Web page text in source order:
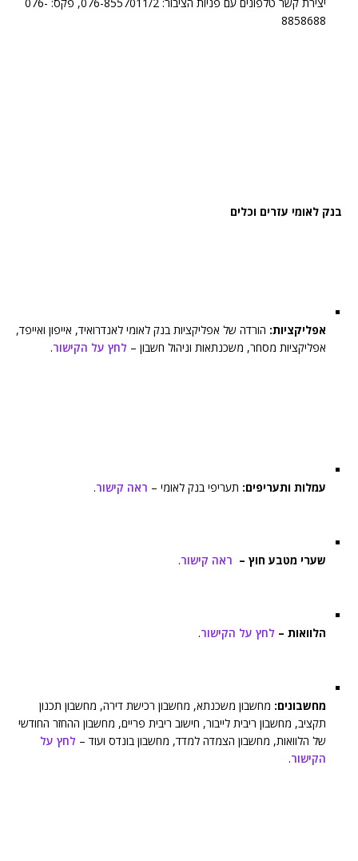
8858688
בנק לאומי עזרים וכלים
אפליקציות: הורדה של אפליקציות בנק לאומי לאנדרואיד, אייפון ואייפד,
אפליקציות מסחר, משכנתאות וניהול חשבון – לחץ על הקישור.
עמלות ותעריפים: תעריפי בנק לאומי – ראה קישור.
שערי מטבע חוץ – ראה קישור.
הלוואות – לחץ על הקישור.
מחשבונים: מחשבון משכנתא, מחשבון רכישת דירה, מחשבון תכנון
תקציב, מחשבון ריבית לייבור, חישוב ריבית פריים, מחשבון ההחזר החודשי
של הלוואות, מחשבון הצמדה למדד, מחשבון בונדס ועוד – לחץ על
הקישור.